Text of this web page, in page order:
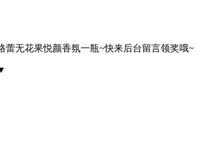
蕾无花果悦颜香氛一瓶~快来后台留言领奖哦~